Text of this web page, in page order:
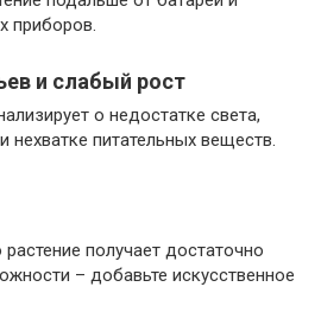
приборов.
и слабый рост
о недостатке света,
нехватке питательных веществ.
получает достаточно
– добавьте искусственное